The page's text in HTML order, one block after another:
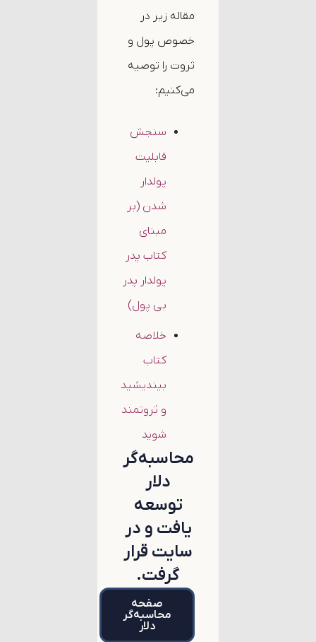
مقاله زیر در
خصوص پول و
ثروت را توصیه
می‌کنیم:
سنجش
قابلیت
پولدار
شدن (بر
مبنای
کتاب پدر
پولدار پدر
بی پول)
خلاصه
کتاب
بیندیشید
و ثروتمند
شوید
محاسبه‌گر
دلار
توسعه
یافت و در
سایت قرار
گرفت.
صفحه
محاسبه‌گر
دلار